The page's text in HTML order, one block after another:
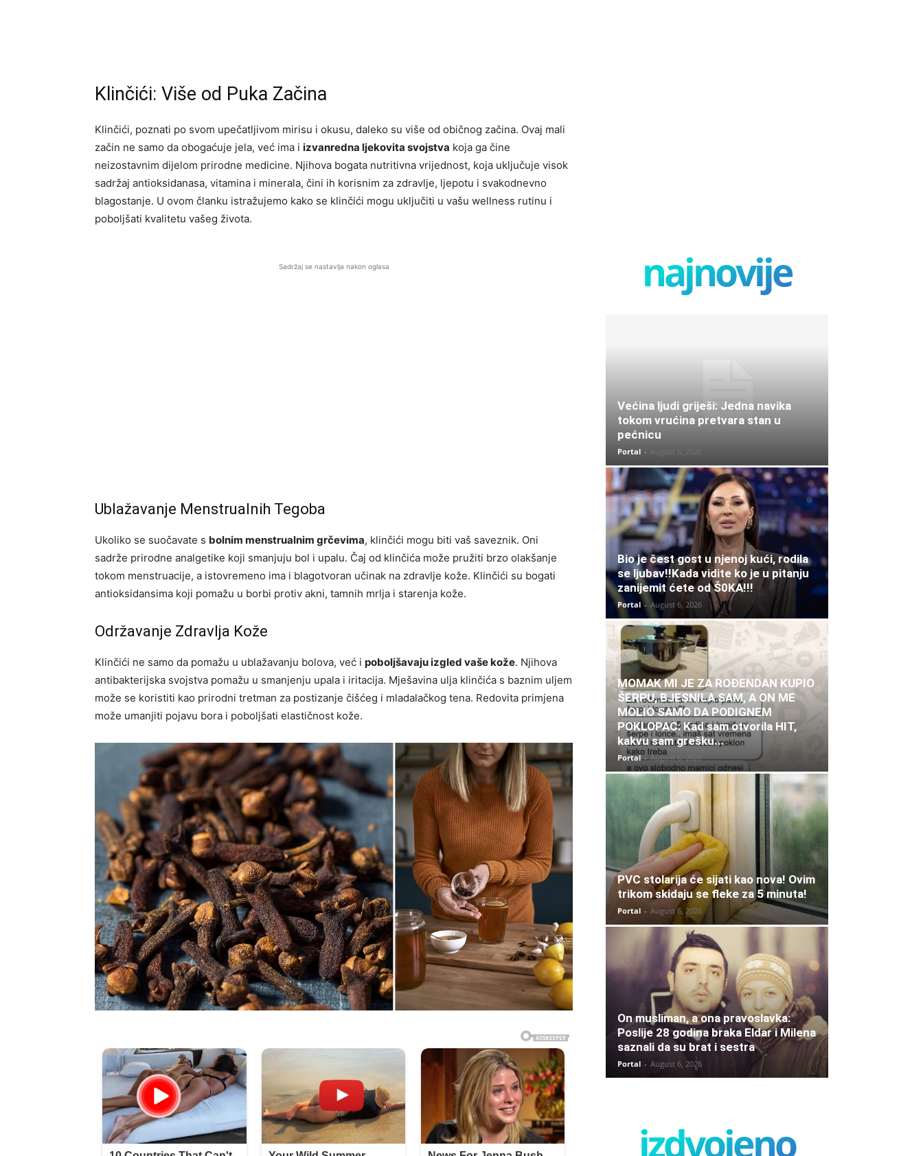
Klinčići: Više od Puka Začina
Klinčići, poznati po svom upečatljivom mirisu i okusu, daleko su više od običnog začina. Ovaj mali
začin ne samo da obogaćuje jela, već ima i izvanredna ljekovita svojstva koja ga čine
neizostavnim dijelom prirodne medicine. Njihova bogata nutritivna vrijednost, koja uključuje visok
sadržaj antioksidanasa, vitamina i minerala, čini ih korisnim za zdravlje, ljepotu i svakodnevno
blagostanje. U ovom članku istražujemo kako se klinčići mogu uključiti u vašu wellness rutinu i
poboljšati kvalitetu vašeg života.
Sadržaj se nastavlja nakon oglasa
Ublažavanje Menstrualnih Tegoba
Ukoliko se suočavate s bolnim menstrualnim grčevima, klinčići mogu biti vaš saveznik. Oni
sadrže prirodne analgetike koji smanjuju bol i upalu. Čaj od klinčića može pružiti brzo olakšanje
tokom menstruacije, a istovremeno ima i blagotvoran učinak na zdravlje kože. Klinčići su bogati
antioksidansima koji pomažu u borbi protiv akni, tamnih mrlja i starenja kože.
Održavanje Zdravlja Kože
Klinčići ne samo da pomažu u ublažavanju bolova, već i poboljšavaju izgled vaše kože. Njihova
antibakterijska svojstva pomažu u smanjenju upala i iritacija. Mješavina ulja klinčića s baznim uljem
može se koristiti kao prirodni tretman za postizanje čišćeg i mladalačkog tena. Redovita primjena
može umanjiti pojavu bora i poboljšati elastičnost kože.
najnovije
Većina ljudi griješi: Jedna navika
tokom vrućina pretvara stan u
pećnicu
Portal - August 6, 2026
Bio je čest gost u njenoj kući, rodila
se ljubav!!Kada vidite ko je u pitanju
zanijemit ćete od Š0KA!!!
Portal - August 6, 2026
MOMAK MI JE ZA ROĐENDAN KUPIO
ŠERPU, BJESNILA SAM, A ON ME
MOLIO SAMO DA PODIGNEM
POKLOPAC: Kad sam otvorila HIT,
kakvu sam grešku...
Portal - August 6, 2026
PVC stolarija će sijati kao nova! Ovim
trikom skidaju se fleke za 5 minuta!
Portal - August 6, 2026
On musliman, a ona pravoslavka:
Poslije 28 godina braka Eldar i Milena
saznali da su brat i sestra
Portal - August 6, 2026
izdvojeno